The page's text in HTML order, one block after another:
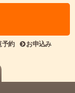
予約
お申込み